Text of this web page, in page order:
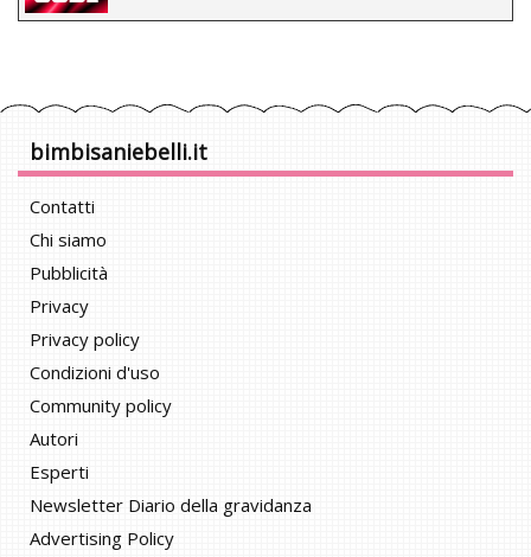
bimbisaniebelli.it
Contatti
Chi siamo
Pubblicità
Privacy
Privacy policy
Condizioni d'uso
Community policy
Autori
Esperti
Newsletter Diario della gravidanza
Advertising Policy